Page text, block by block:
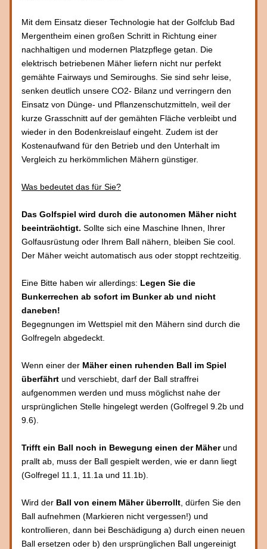
Mit dem Einsatz dieser Technologie hat der Golfclub Bad
Mergentheim einen großen Schritt in Richtung einer
nachhaltigen und modernen Platzpflege getan. Die
elektrisch betriebenen Mäher liefern nicht nur perfekt
gemähte Fairways und Semiroughs. Sie sind sehr leise,
senken deutlich unsere CO2- Bilanz und verringern den
Einsatz von Dünge- und Pflanzenschutzmitteln, weil der
kurze Grasschnitt auf der gemähten Fläche verbleibt und
wieder in den Bodenkreislauf eingeht. Zudem ist der
Kostenaufwand für den Betrieb und den Unterhalt im
Vergleich zu herkömmlichen Mähern günstiger.
Was bedeutet das für Sie?
Das Golfspiel wird durch die autonomen Mäher nicht
beeinträchtigt. Sollte sich eine Maschine Ihnen, Ihrer
Golfausrüstung oder Ihrem Ball nähern, bleiben Sie cool.
Der Mäher weicht automatisch aus oder stoppt rechtzeitig.
Eine Bitte haben wir allerdings: Legen Sie die
Bunkerrechen ab sofort im Bunker ab und nicht
daneben!
Begegnungen im Wettspiel mit den Mähern sind durch die
Golfregeln abgedeckt.
Wenn einer der Mäher einen ruhenden Ball im Spiel
überfährt und verschiebt, darf der Ball straffrei
aufgenommen werden und muss möglichst nahe der
ursprünglichen Stelle hingelegt werden (Golfregel 9.2b und
9.6).
Trifft ein Ball noch in Bewegung einen der Mäher und
prallt ab, muss der Ball gespielt werden, wie er dann liegt
(Golfregel 11.1, 11.1a und 11.1b).
Wird der Ball von einem Mäher überrollt , dürfen Sie den
Ball aufnehmen (Markieren nicht vergessen!) und
kontrollieren, dann bei Beschädigung a) durch einen neuen
Ball ersetzen oder b) den ursprünglichen Ball ungereinigt